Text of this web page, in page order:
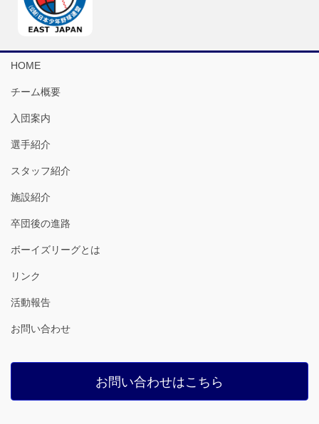
HOME
チーム概要
入団案内
選手紹介
スタッフ紹介
施設紹介
卒団後の進路
ボーイズリーグとは
リンク
活動報告
お問い合わせ
お問い合わせはこちら